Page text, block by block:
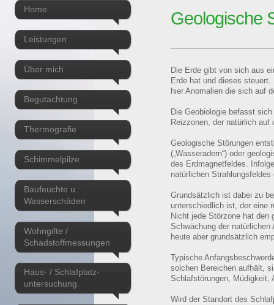
Home
Leistungen
Über mich
Begutachtung
Thermografie
Schimmelpilze
Baufeuchte u.
Wasserschäden
Wohngifte /
Schadstoffmessungen
Haus- / Schlafplatz-
untersuchung
Geologische
Die Erde gibt von sich aus
Erde hat und dieses
hier Anomalien die sich auf
Die Geobiologie befasst
Reizzonen, der natürlich auf
Geologische Störungen
(„Wasseradern“) oder
des Erdmagnetfeldes.
natürlichen
Grundsätzlich ist dabei zu
unterschiedlich ist, der eine
Nicht jede Störzone hat den
Schwächung der
heute aber grundsätzlich
Typische
solchen Bereichen aufhält,
Schlafstörungen, Müdigkeit,
Wird der Standort des